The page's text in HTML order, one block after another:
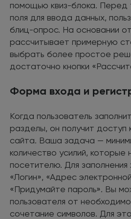
помощью квиз-блока. Перед
поля для ввода данных,
блиц-опрос. На основании
рассчитывает примерную
выбрать более простое
достаточно кнопки
Форма входа и
Когда пользователь
разделы, он получит доступ
сайта. Ваша задача —
количество усилий, которые
посетителю. Для заполнения
«Логин», «Адрес
«Придумайте пароль». Вы
пользователя от
сочетание символов. Для